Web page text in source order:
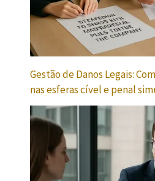
Gestão de Danos Legais:
nas esferas cível e penal